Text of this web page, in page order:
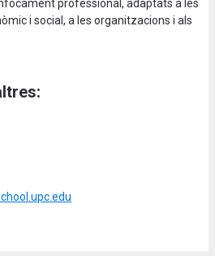
professional, adaptats a les
i social, a les organitzacions i als